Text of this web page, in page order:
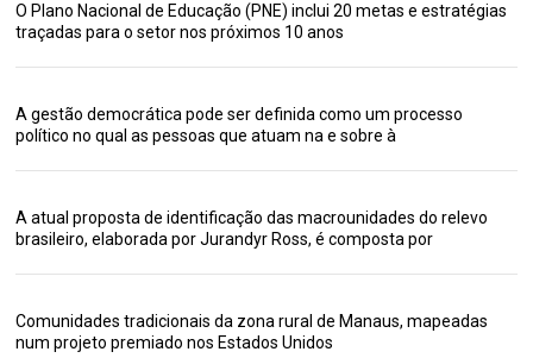
O Plano Nacional de Educação (PNE) inclui 20 metas e estratégias
traçadas para o setor nos próximos 10 anos
A gestão democrática pode ser definida como um processo
político no qual as pessoas que atuam na e sobre à
A atual proposta de identificação das macrounidades do relevo
brasileiro, elaborada por Jurandyr Ross, é composta por
Comunidades tradicionais da zona rural de Manaus, mapeadas
num projeto premiado nos Estados Unidos